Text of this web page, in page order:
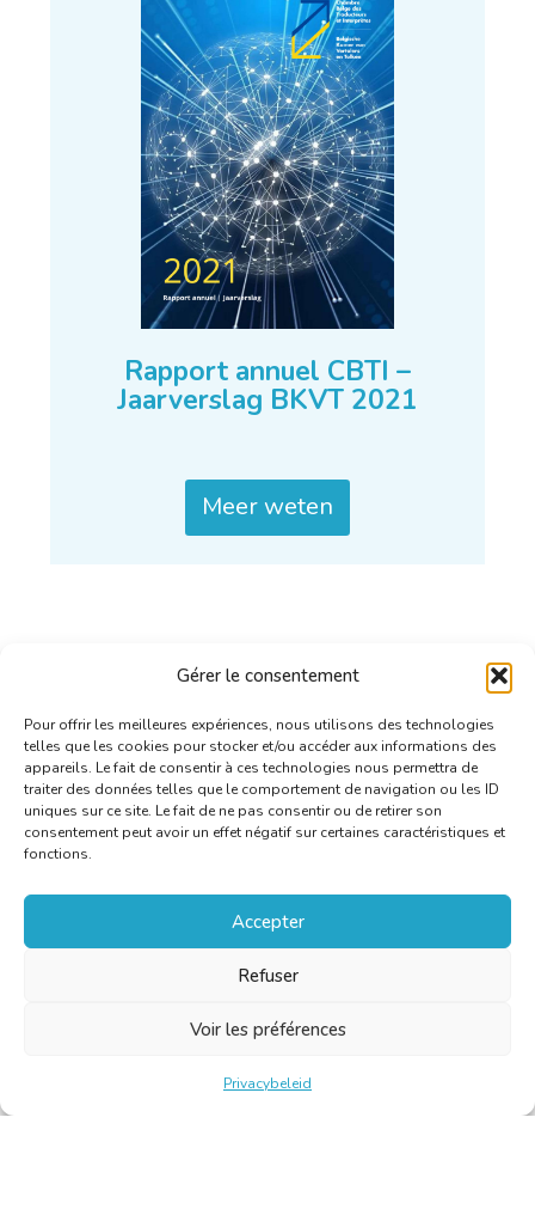
Gérer le consentement
Pour offrir les meilleures expériences, nous utilisons des technologies
telles que les cookies pour stocker et/ou accéder aux informations des
appareils. Le fait de consentir à ces technologies nous permettra de
traiter des données telles que le comportement de navigation ou les ID
uniques sur ce site. Le fait de ne pas consentir ou de retirer son
consentement peut avoir un effet négatif sur certaines caractéristiques et
fonctions.
Accepter
Refuser
Voir les préférences
Privacybeleid
Rapport annuel CBTI –
Jaarverslag BKVT 2021
Meer weten